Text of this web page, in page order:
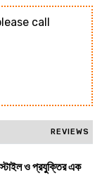
call
REVIEWS
ও প্রযুক্তির এক